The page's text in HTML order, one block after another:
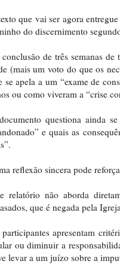
que vai ser agora
do discernimento
de três semanas
(mais um voto do que os
se apela a um “exame de
ou como viveram a “crise
questiona ainda
e quais as
reflexão sincera pode
relatório não aborda
que é negada pela
apresentam
ou diminuir a
levar a um juízo sobre a